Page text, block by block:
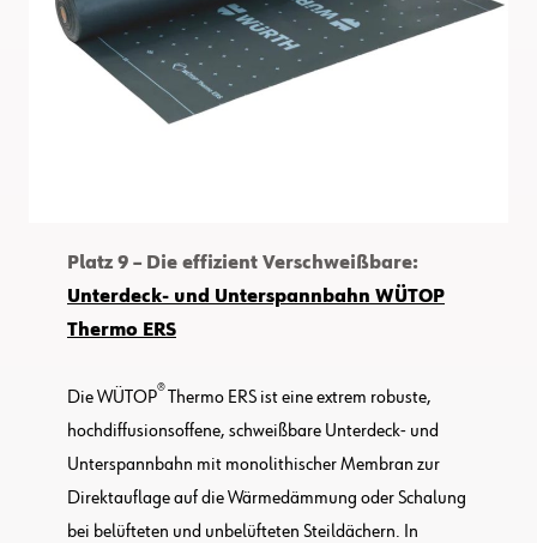
Platz 9 – Die effizient Verschweißbare:
Unterdeck- und Unterspannbahn WÜTOP
Thermo ERS
Die WÜTOP®Thermo ERS ist eine extrem robuste,
hochdiffusionsoffene, schweißbare Unterdeck- und
Unterspannbahn mit monolithischer Membran zur
Direktauflage auf die Wärmedämmung oder Schalung
bei belüfteten und unbelüfteten Steildächern. In